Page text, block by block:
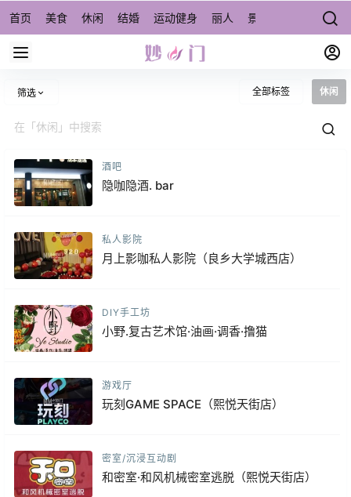
首页 美食 休闲 结婚 运动健身 丽人 景点/周边游 宠物
筛选 全部标签 休闲
酒吧
隐咖隐酒. bar
私人影院
月上影咖私人影院（良乡大学城西店）
DIY手工坊
小野.复古艺术馆·油画·调香·撸猫
游戏厅
玩刻GAME SPACE（熙悦天街店）
密室/沉浸互动剧
和密室·和风机械密室逃脱（熙悦天街店）